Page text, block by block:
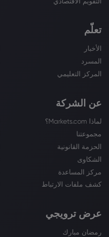
تعلّم
الأخبار
المسرد
المركز التعليمي
عن الشركة
لماذا Markets.com؟
مجموعتنا
الحزمة القانونية
الشكاوى
مركز المساعدة
كشف ملفات الارتباط
عرض ترويجي
رمضان مبارك